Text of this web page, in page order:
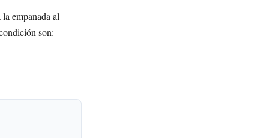
empanada al
son: